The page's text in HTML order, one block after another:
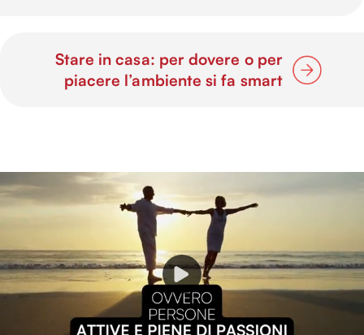
Stare in casa: per dovere o per
piacere l’ambiente si fa smart
P